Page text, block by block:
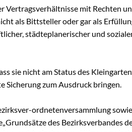
Vertragsverhältnisse mit Rechten
als Bittsteller oder gar als
städteplanerischer und
sie nicht am Status des
Sicherung zum Ausdruck bringen.
ordnetenversammlung
des Bezirksverbandes